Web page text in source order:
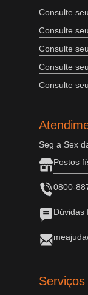
Consulte
Consulte
Consulte
Consulte
Consulte
Seg a Sex
Postos
0800-
Dúvidas
Serviços